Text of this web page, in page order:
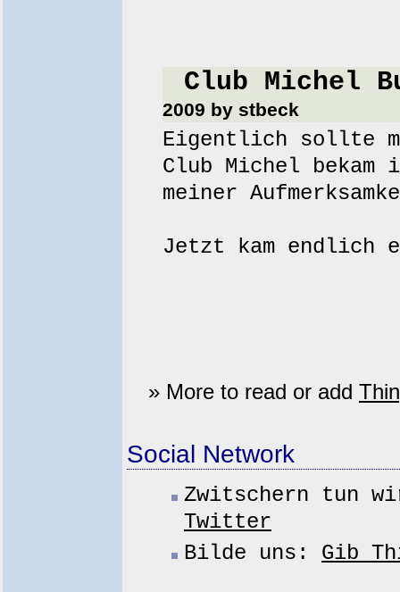
Club Michel
2009 by stbeck
Eigentlich sollte
Club Michel
meiner
Jetzt kam endlich
» More to read or add
Social Network
Zwitschern tun
Twitter
Bilde uns: Gib